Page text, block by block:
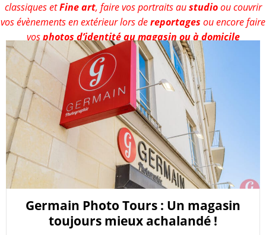
classiques etFine art, faire vos portraits austudioou couvrir
vos évènements en extérieur lors dereportages ou encore faire
vosphotos d’identité au magasin ou à domicile
Germain Photo Tours : Un magasin
toujours mieux achalandé !